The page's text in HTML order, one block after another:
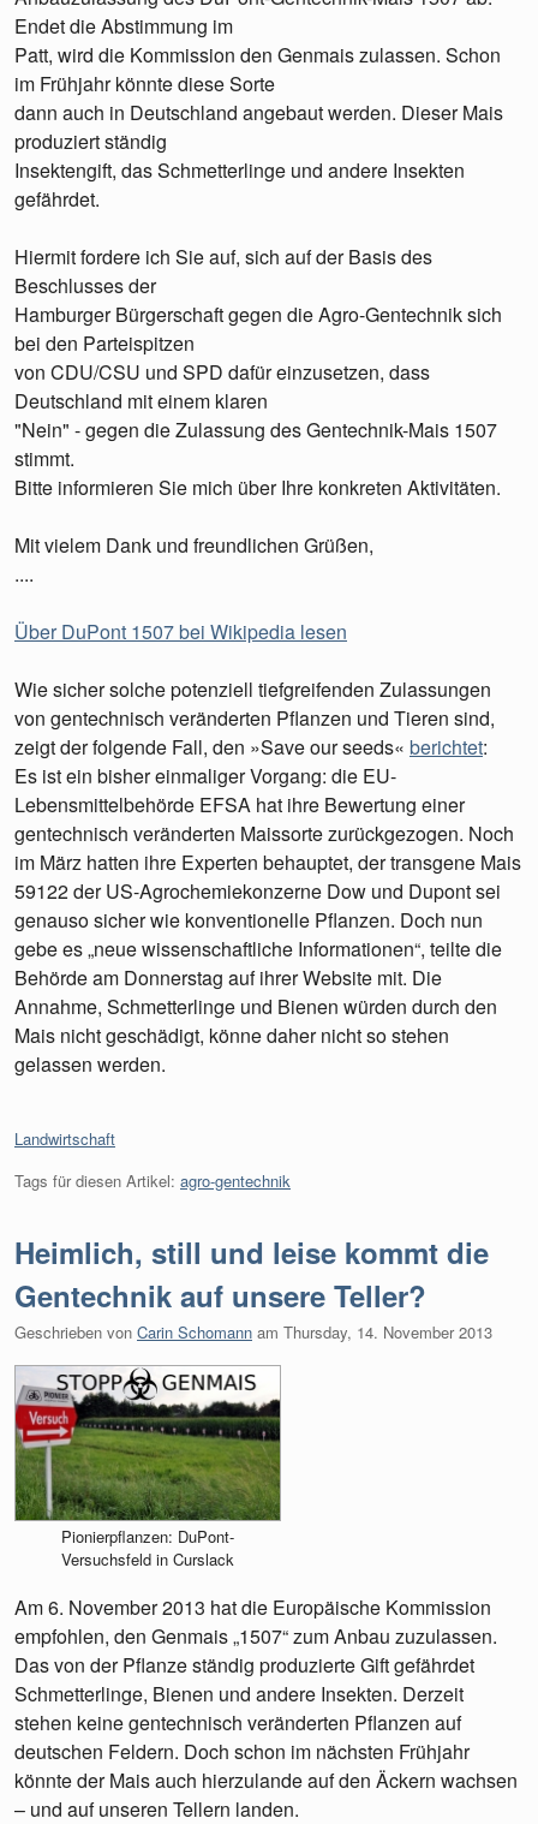
Endet die Abstimmung im
Patt, wird die Kommission den Genmais zulassen. Schon
im Frühjahr könnte diese Sorte
dann auch in Deutschland angebaut werden. Dieser Mais
produziert ständig
Insektengift, das Schmetterlinge und andere Insekten
gefährdet.
Hiermit fordere ich Sie auf, sich auf der Basis des
Beschlusses der
Hamburger Bürgerschaft gegen die Agro-Gentechnik sich
bei den Parteispitzen
von CDU/CSU und SPD dafür einzusetzen, dass
Deutschland mit einem klaren
"Nein" - gegen die Zulassung des Gentechnik-Mais 1507
stimmt.
Bitte informieren Sie mich über Ihre konkreten Aktivitäten.
Mit vielem Dank und freundlichen Grüßen,
....
Über DuPont 1507 bei Wikipedia lesen
Wie sicher solche potenziell tiefgreifenden Zulassungen
von gentechnisch veränderten Pflanzen und Tieren sind,
zeigt der folgende Fall, den »Save our seeds« berichtet:
Es ist ein bisher einmaliger Vorgang: die EU-
Lebensmittelbehörde EFSA hat ihre Bewertung einer
gentechnisch veränderten Maissorte zurückgezogen. Noch
im März hatten ihre Experten behauptet, der transgene Mais
59122 der US-Agrochemiekonzerne Dow und Dupont sei
genauso sicher wie konventionelle Pflanzen. Doch nun
gebe es „neue wissenschaftliche Informationen“, teilte die
Behörde am Donnerstag auf ihrer Website mit. Die
Annahme, Schmetterlinge und Bienen würden durch den
Mais nicht geschädigt, könne daher nicht so stehen
gelassen werden.
Kategorien:
Landwirtschaft
Tags für diesen Artikel: agro-gentechnik
Heimlich, still und leise kommt die
Gentechnik auf unsere Teller?
Geschrieben von Carin Schomann am Thursday, 14. November 2013
Pionierpflanzen: DuPont-
Versuchsfeld in Curslack
Am 6. November 2013 hat die Europäische Kommission
empfohlen, den Genmais „1507“ zum Anbau zuzulassen.
Das von der Pflanze ständig produzierte Gift gefährdet
Schmetterlinge, Bienen und andere Insekten. Derzeit
stehen keine gentechnisch veränderten Pflanzen auf
deutschen Feldern. Doch schon im nächsten Frühjahr
könnte der Mais auch hierzulande auf den Äckern wachsen
– und auf unseren Tellern landen.